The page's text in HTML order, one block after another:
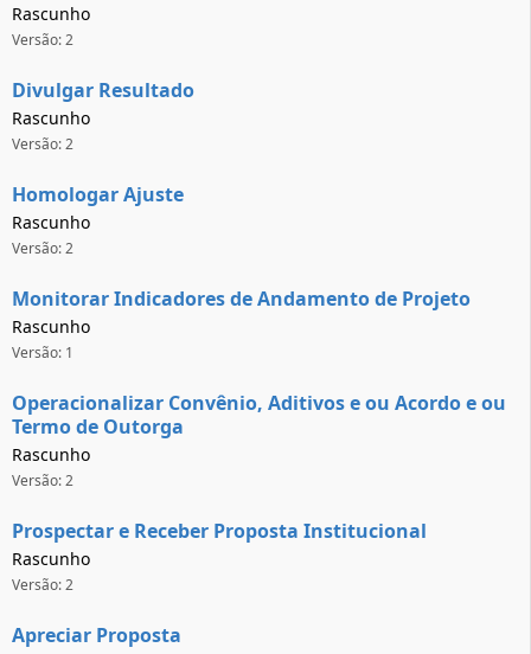
Rascunho
Versão: 2
Divulgar Resultado
Rascunho
Versão: 2
Homologar Ajuste
Rascunho
Versão: 2
Monitorar Indicadores de Andamento de Projeto
Rascunho
Versão: 1
Operacionalizar Convênio, Aditivos e ou Acordo e ou
Termo de Outorga
Rascunho
Versão: 2
Prospectar e Receber Proposta Institucional
Rascunho
Versão: 2
Apreciar Proposta